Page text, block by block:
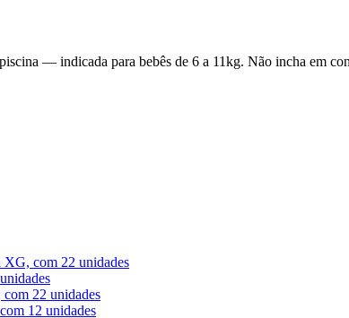
— indicada para bebês de 6 a 11kg. Não incha em
XG, com 22 unidades
22 unidades
12 unidades